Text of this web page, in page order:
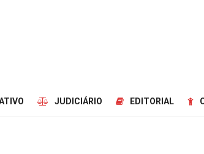
JUDICIÁRIO EDITORIAL